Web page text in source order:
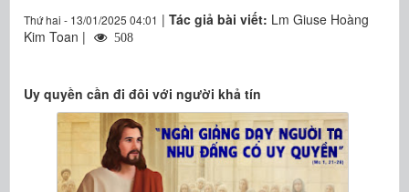
Thứ hai - 13/01/2025 04:01 | Tác giả bài viết: Lm Giuse Hoàng
Kim Toan |
508
Uy quyền cần đi đôi với người khả tín